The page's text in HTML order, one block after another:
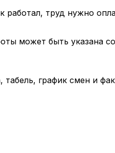
труд нужно
может быть указана
график смен и